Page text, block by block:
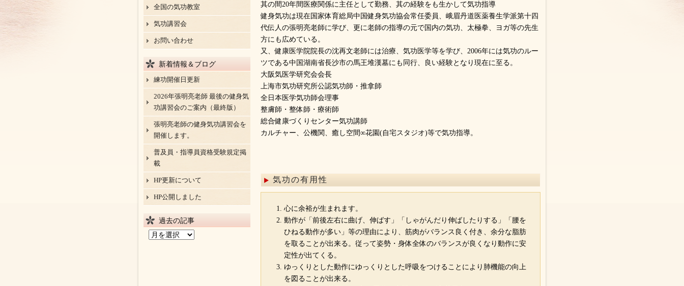
其の間20年間医療関係に主任として勤務、其の経験をも生かして気功指導
健身気功は現在国家体育総局中国健身気功協会常任委員、峨眉丹道医薬養生学派第十四
代伝人の張明亮老師に学び、更に老師の指導の元で国内の気功、太極拳、ヨガ等の先生
方にも広めている。
又、健康医学院院長の沈再文老師には治療、気功医学等を学び、2006年には気功のルー
ツである中国湖南省長沙市の馬王堆漢墓にも同行、良い経験となり現在に至る。
大阪気医学研究会会長
上海市気功研究所公認気功師・推拿師
全日本医学気功師会理事
整膚師・整体師・療術師
総合健康づくりセンター気功講師
カルチャー、公機関、癒し空間∞花園(自宅スタジオ)等で気功指導。
気功の有用性
心に余裕が生まれます。
動作が「前後左右に曲げ、伸ばす」「しゃがんだり伸ばしたりする」「腰を
ひねる動作が多い」等の理由により、筋肉がバランス良く付き、余分な脂肪
を取ることが出来る。従って姿勢・身体全体のバランスが良くなり動作に安
定性が出てくる。
ゆっくりとした動作にゆっくりとした呼吸をつけることにより肺機能の向上
を図ることが出来る。
全国の気功教室
気功講習会
お問い合わせ
新着情報＆ブログ
練功開催日更新
2026年張明亮老師 最後の健身気
功講習会のご案内（最終版）
張明亮老師の健身気功講習会を
開催します。
普及員・指導員資格受験規定掲
載
HP更新について
HP公開しました
過去の記事